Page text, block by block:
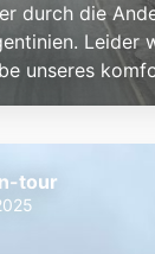
durch die
Leider
unseres
tour